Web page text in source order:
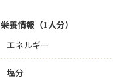
栄養情報（1人分）
エネルギー
塩分